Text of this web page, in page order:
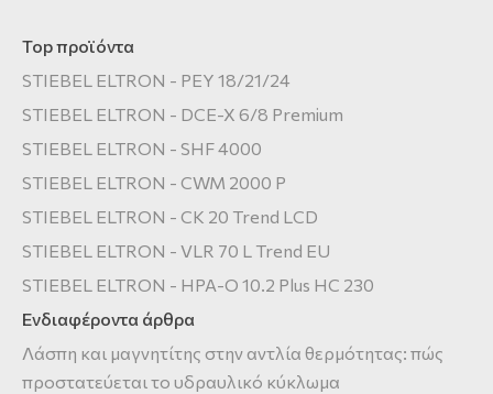
Top προϊόντα
STIEBEL ELTRON - PEY 18/21/24
STIEBEL ELTRON - DCE-X 6/8 Premium
STIEBEL ELTRON - SHF 4000
STIEBEL ELTRON - CWM 2000 P
STIEBEL ELTRON - CK 20 Trend LCD
STIEBEL ELTRON - VLR 70 L Trend EU
STIEBEL ELTRON - HPA-O 10.2 Plus HC 230
Ενδιαφέροντα άρθρα
Λάσπη και μαγνητίτης στην αντλία θερμότητας: πώς
προστατεύεται το υδραυλικό κύκλωμα